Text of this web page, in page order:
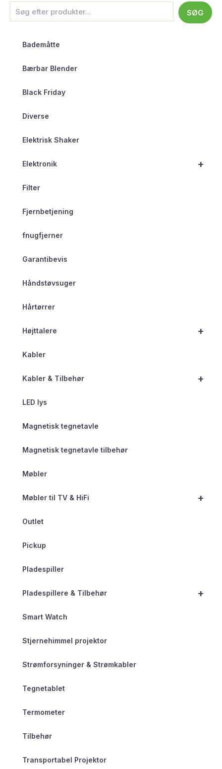
SØG
Bademåtte
Bærbar Blender
Black Friday
Diverse
Elektrisk Shaker
+
Elektronik
Filter
Fjernbetjening
fnugfjerner
Garantibevis
Håndstøvsuger
Hårtørrer
+
Højttalere
Kabler
+
Kabler & Tilbehør
LED lys
Magnetisk tegnetavle
Magnetisk tegnetavle tilbehør
Møbler
+
Møbler til TV & HiFi
Outlet
Pickup
Pladespiller
+
Pladespillere & Tilbehør
Smart Watch
Stjernehimmel projektor
Strømforsyninger & Strømkabler
Tegnetablet
Termometer
Tilbehør
Transportabel Projektor